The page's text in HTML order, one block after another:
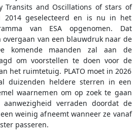
Transits and Oscillations of stars of
2014 geselecteerd en is nu in het
van ESA opgenomen. Dat
van een blauwdruk naar de
komende maanden zal aan de
om voorstellen te doen voor de
het ruimtetuig. PLATO moet in 2026
duizenden heldere sterren in een
waarnemen om op zoek te gaan
verraden doordat de
weinig afneemt wanneer ze vanaf
passeren.